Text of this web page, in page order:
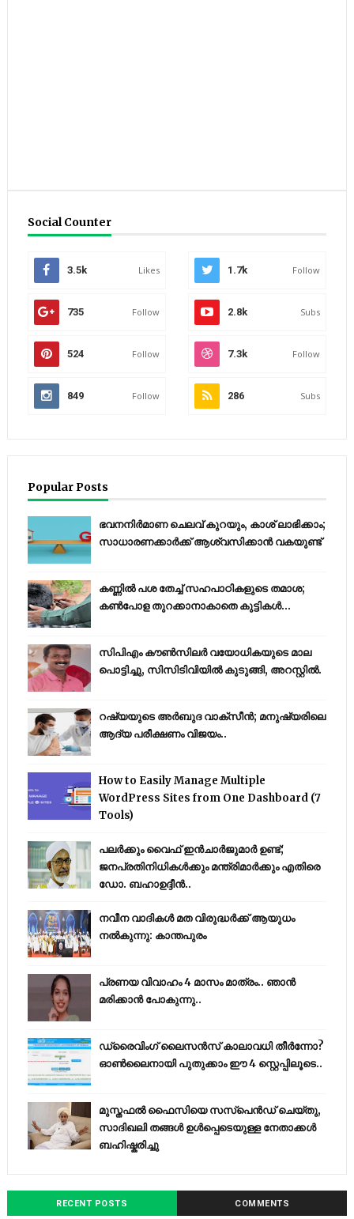
Social Counter
3.5k Likes 1.7k Follow
735 Follow 2.8k Subs
524 Follow 7.3k Follow
849 Follow 286 Subs
Popular Posts
ഭവനനിർമാണ ചെലവ് കുറയും, കാശ് ലാഭിക്കാം;
സാധാരണക്കാർക്ക് ആശ്വസിക്കാൻ വകയുണ്ട്
കണ്ണിൽ പശ തേച്ച് സഹപാഠികളുടെ തമാശ;
കൺപോള തുറക്കാനാകാതെ കുട്ടികൾ...
സിപിഎം കൗണ്‍സിലര്‍ വയോധികയുടെ മാല
പൊട്ടിച്ചു, സിസിടിവിയില്‍ കുടുങ്ങി, അറസ്റ്റില്‍.
റഷ്യയുടെ അര്‍ബുദ വാക്‌സീന്‍; മനുഷ്യരിലെ
ആദ്യ പരീക്ഷണം വിജയം..
How to Easily Manage Multiple
WordPress Sites from One Dashboard (7
Tools)
പലർക്കും വൈഫ് ഇൻചാർജുമാർ ഉണ്ട്;
ജനപ്രതിനിധികൾക്കും മന്ത്രിമാർക്കും എതിരെ
ഡോ. ബഹാഉദ്ദീൻ..
നവീന വാദികൾ മത വിരുദ്ധർക്ക് ആയുധം
നൽകുന്നു: കാന്തപുരം
പ്രണയ വിവാഹം 4 മാസം മാത്രം.. ഞാൻ
മരിക്കാൻ പോകുന്നു..
ഡ്രൈവിംഗ് ലൈസൻസ് കാലാവധി തീർന്നോ?
ഓൺലൈനായി പുതുക്കാം ഈ 4 സ്റ്റെപ്പിലൂടെ..
മുസ്തഫൽ ഫൈസിയെ സസ്‌പെൻഡ് ചെയ്തു,
സാദിഖലി തങ്ങൾ ഉൾപ്പെടെയുള്ള നേതാക്കൾ
ബഹിഷ്കരിച്ചു
RECENT POSTS COMMENTS